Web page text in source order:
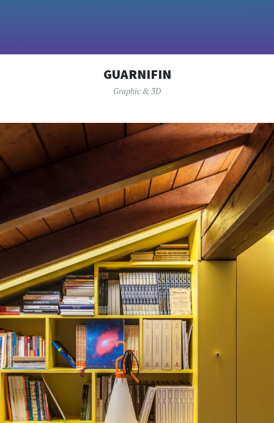
GUARNIFIN
Graphic & 3D